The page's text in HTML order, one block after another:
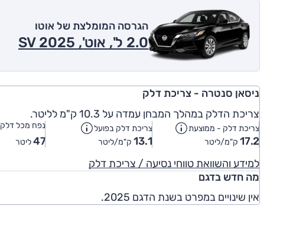
הגרסה המומלצת של אוטו
2.0 ל', אוט', SV 2025
ניסאן סנטרה - צריכת דלק
צריכת הדלק במהלך המבחן עמדה על 10.3 ק"מ לליטר.
צריכת דלק - ממוצעת
17.2 ק"מ/ליטר
צריכת דלק בפועל
13.1 ק"מ/ליטר
נפח מכל דלק
47ליטר
למידע והשוואת טווחי נסיעה / צריכת דלק
מה חדש בדגם
אין שינויים במפרט בשנת הדגם 2025.